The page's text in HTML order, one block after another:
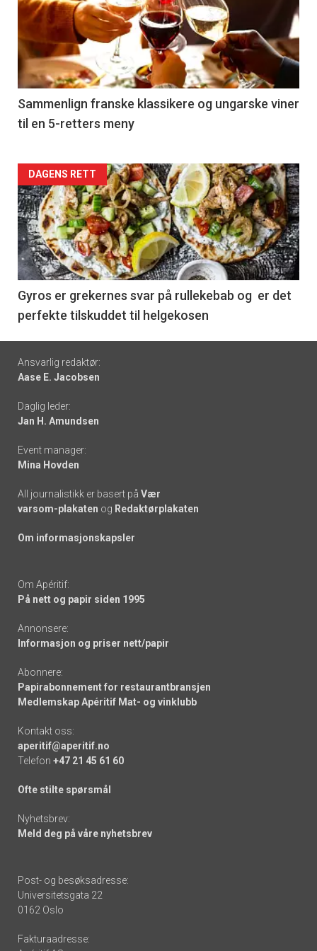
akkurat
nå
-
5
Sammenlign franske klassikere og ungarske viner
til en 5-retters meny
Forsiden
akkurat
nå
-
6
DAGENS RETT
Gyros er grekernes svar på rullekebab og er det
perfekte tilskuddet til helgekosen
Footer
-
links
Ansvarlig redaktør:
Aase E. Jacobsen
Daglig leder:
Jan H. Amundsen
Event manager:
Mina Hovden
All journalistikk er basert på Vær
varsom-plakaten og Redaktørplakaten
Om informasjonskapsler
Om Apéritif:
På nett og papir siden 1995
Annonsere:
Informasjon og priser nett/papir
Abonnere:
Papirabonnement for restaurantbransjen
Medlemskap Apéritif Mat- og vinklubb
Kontakt oss:
aperitif@aperitif.no
Telefon +47 21 45 61 60
Ofte stilte spørsmål
Nyhetsbrev:
Meld deg på våre nyhetsbrev
Post- og besøksadresse:
Universitetsgata 22
0162 Oslo
Fakturaadresse: